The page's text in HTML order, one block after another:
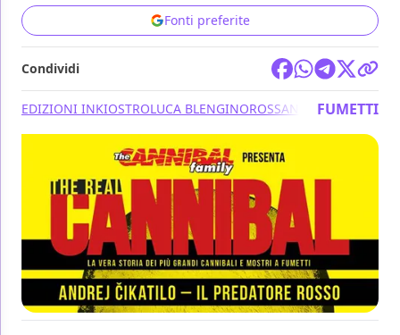
Fonti preferite
Condividi
EDIZIONI INKIOSTROLUCA BLENGINOROSSANO PICCIONI
FUMETTI